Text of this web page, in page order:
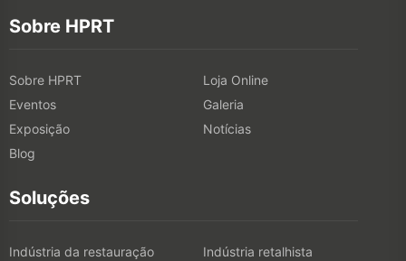
Sobre HPRT
Sobre HPRT
Loja Online
Eventos
Galeria
Exposição
Notícias
Blog
Soluções
Indústria da restauração
Indústria retalhista